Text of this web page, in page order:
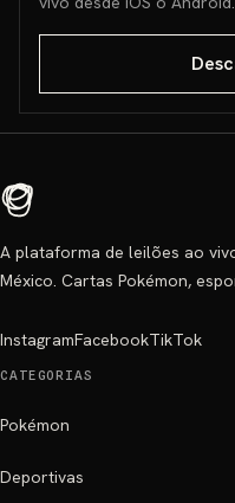
A plataforma de leilões ao
México. Cartas Pokémon,
InstagramFacebookTikTok
CATEGORIAS
Pokémon
Deportivas